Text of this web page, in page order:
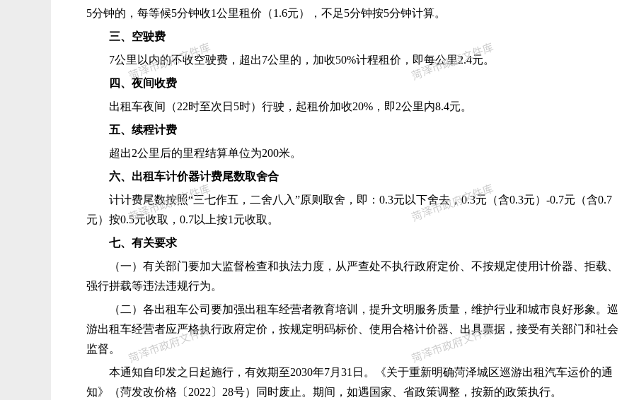
5分钟的，每等候5分钟收1公里租价（1.6元），不足5分钟按5分钟计算。
三、空驶费
7公里以内的不收空驶费，超出7公里的，加收50%计程租价，即每公里2.4元。
四、夜间收费
出租车夜间（22时至次日5时）行驶，起租价加收20%，即2公里内8.4元。
五、续程计费
超出2公里后的里程结算单位为200米。
六、出租车计价器计费尾数取舍合
计计费尾数按照“三七作五，二舍八入”原则取舍，即：0.3元以下舍去，0.3元（含0.3元）-0.7元（含0.7
元）按0.5元收取，0.7以上按1元收取。
七、有关要求
（一）有关部门要加大监督检查和执法力度，从严查处不执行政府定价、不按规定使用计价器、拒载、
强行拼载等违法违规行为。
（二）各出租车公司要加强出租车经营者教育培训，提升文明服务质量，维护行业和城市良好形象。巡
游出租车经营者应严格执行政府定价，按规定明码标价、使用合格计价器、出具票据，接受有关部门和社会
监督。
本通知自印发之日起施行，有效期至2030年7月31日。《关于重新明确菏泽城区巡游出租汽车运价的通
知》（菏发改价格〔2022〕28号）同时废止。期间，如遇国家、省政策调整，按新的政策执行。